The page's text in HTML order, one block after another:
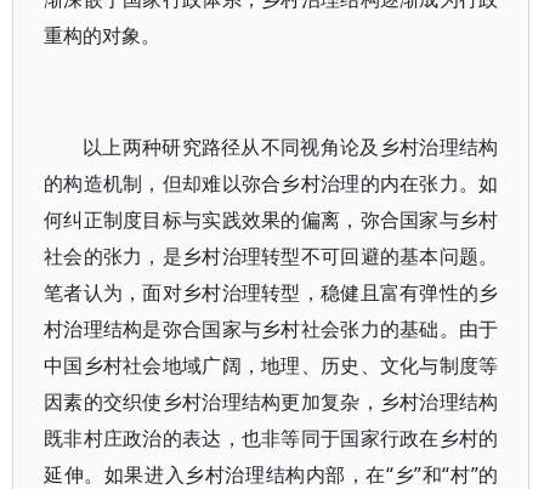
重构的对象。
以上两种研究路径从不同视角论及乡村治理结构
的构造机制，但却难以弥合乡村治理的内在张力。如
何纠正制度目标与实践效果的偏离，弥合国家与乡村
社会的张力，是乡村治理转型不可回避的基本问题。
笔者认为，面对乡村治理转型，稳健且富有弹性的乡
村治理结构是弥合国家与乡村社会张力的基础。由于
中国乡村社会地域广阔，地理、历史、文化与制度等
因素的交织使乡村治理结构更加复杂，乡村治理结构
既非村庄政治的表达，也非等同于国家行政在乡村的
延伸。如果进入乡村治理结构内部，在“乡”和“村”的